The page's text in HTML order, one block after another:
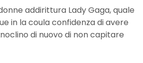
addirittura Lady Gaga, quale
in la coula confidenza di avere
di nuovo di non capitare